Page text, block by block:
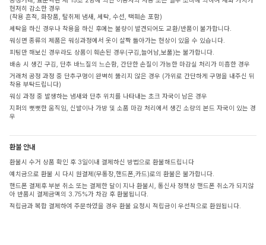
현저히 감소한 경우
(착용 흔적, 화장품, 탈취제 냄새, 세탁, 수선, 택훼손 포함)
세탁을 하신 경우나 착용을 하신 후에는 불량이 발견되어도 교환/반품이 불가합니다.
워싱면 종류의 제품은 워싱과정에서 옷이 살짝 돌아가는 현상이 있을 수 있습니다.
피팅만 해보신 경우라도 상품이 훼손된 경우(구김,늘어남,보풀)는 불가합니다.
배송 시 생긴 구김, 단추 바느질의 느슨함, 간단한 손질이 가능한 마감실 처리가 미흡한 경우
거래처 공정 과정 중 단추구멍이 완벽히 뚫리지 않은 경우 (가위로 간단하게 구멍을 내주신 뒤
착용 부탁드립니다)
워싱 과정 중 발생하는 냄새와 단추 위치를 나타내는 초크 자국이 남은 경우
지퍼의 뻣뻣한 움직임, 신발이나 가방 및 소품 마감 처리에서 생긴 소량의 본드 자국이 있는 경
우
환불 안내
환불시 수거 상품 확인 후 3일이내 결제하신 방법으로 환불해드립니다
예치금으로 환불 시 다시 원결제(무통장,핸드폰,카드)로의 환불은 불가합니다.
핸드폰 결제후 부분 취소 또는 결제한 달이 지나 환불시, 통신사 정책상 핸드폰 취소가 되지않
아 반품시 결제금액의 3.75%가 차감 후 환불됩니다.
적립금과 복합 결제하여 주문하였을 경우 환불 요청시 적립금이 우선적으로 환원됩니다.